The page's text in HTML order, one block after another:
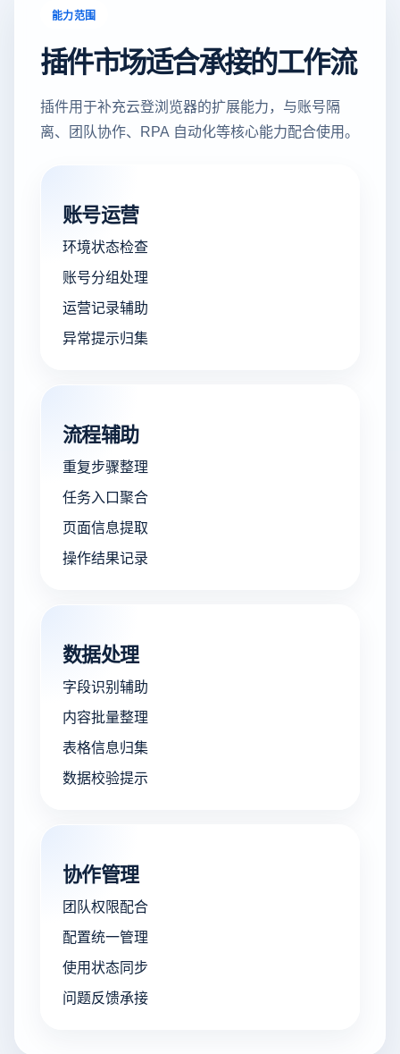
能力范围
插件市场适合承接的工作流
插件用于补充云登浏览器的扩展能力，与账号隔
离、团队协作、RPA 自动化等核心能力配合使用。
账号运营
环境状态检查
账号分组处理
运营记录辅助
异常提示归集
流程辅助
重复步骤整理
任务入口聚合
页面信息提取
操作结果记录
数据处理
字段识别辅助
内容批量整理
表格信息归集
数据校验提示
协作管理
团队权限配合
配置统一管理
使用状态同步
问题反馈承接